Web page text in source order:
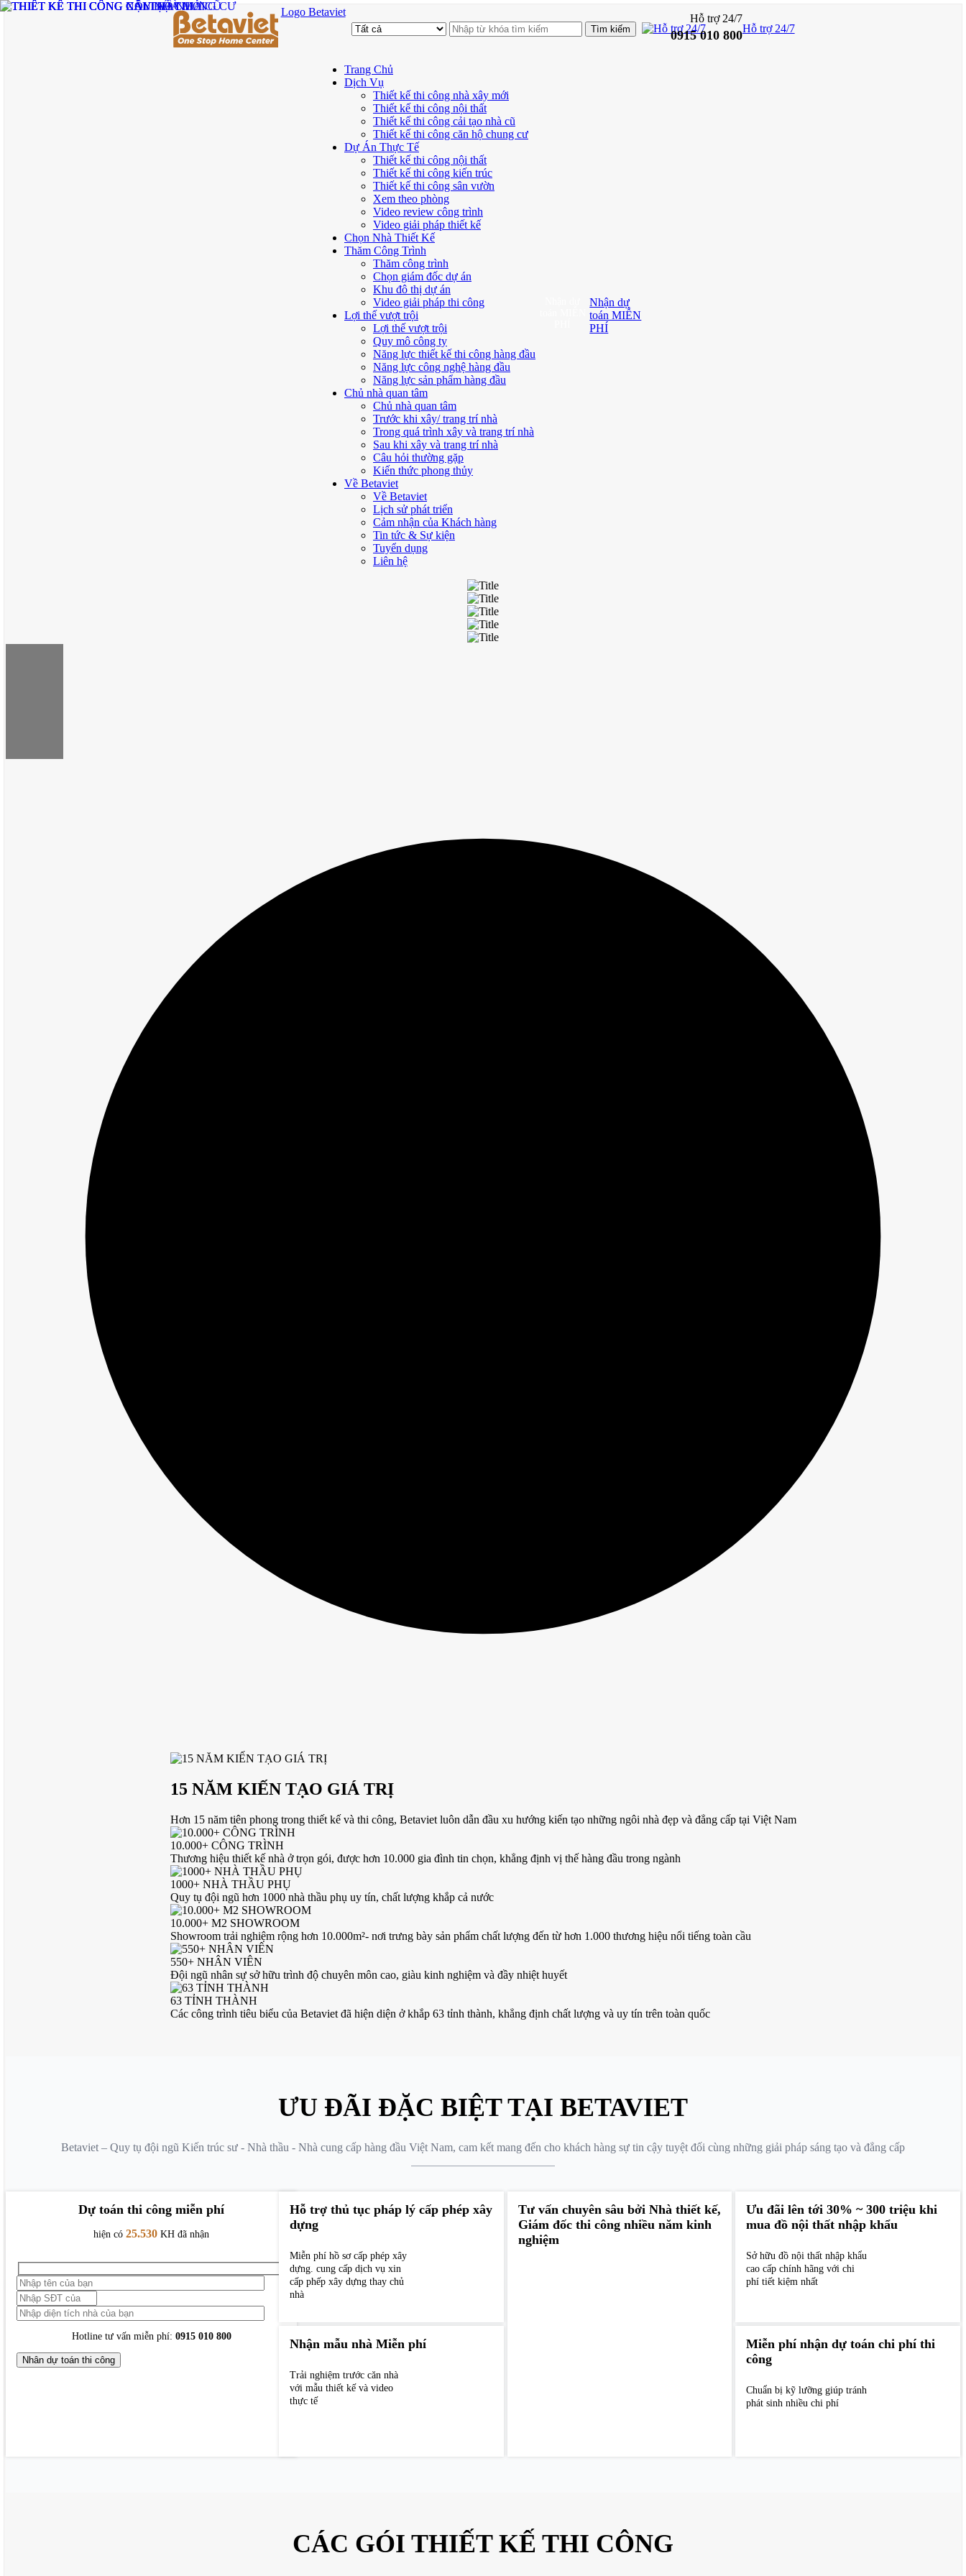
Logo Betaviet
Hỗ trợ 24/7
0915 010 800Hỗ trợ 24/7
Trang Chủ
Dịch Vụ
Thiết kế thi công nhà xây mới
Thiết kế thi công nội thất
Thiết kế thi công cải tạo nhà cũ
Thiết kế thi công căn hộ chung cư
Dự Án Thực Tế
Thiết kế thi công nội thất
Thiết kế thi công kiến trúc
Thiết kế thi công sân vườn
Xem theo phòng
Video review công trình
Video giải pháp thiết kế
Chọn Nhà Thiết Kế
Thăm Công Trình
Thăm công trình
Chọn giám đốc dự án
Khu đô thị dự án
Video giải pháp thi công
Lợi thế vượt trội
Lợi thế vượt trội
Quy mô công ty
Năng lực thiết kế thi công hàng đầu
Năng lực công nghệ hàng đầu
Năng lực sản phẩm hàng đầu
Chủ nhà quan tâm
Chủ nhà quan tâm
Trước khi xây/ trang trí nhà
Trong quá trình xây và trang trí nhà
Sau khi xây và trang trí nhà
Câu hỏi thường gặp
Kiến thức phong thủy
Về Betaviet
Về Betaviet
Lịch sử phát triển
Cảm nhận của Khách hàng
Tin tức & Sự kiện
Tuyển dụng
Liên hệ
Nhận dự
toán MIỄN
PHÍ
15 NĂM KIẾN TẠO GIÁ TRỊ
Hơn 15 năm tiên phong trong thiết kế và thi công, Betaviet luôn dẫn đầu xu hướng kiến tạo những ngôi nhà đẹp và đẳng cấp tại Việt Nam
10.000+ CÔNG TRÌNH
Thương hiệu thiết kế nhà ở trọn gói, được hơn 10.000 gia đình tin chọn, khẳng định vị thế hàng đầu trong ngành
1000+ NHÀ THẦU PHỤ
Quy tụ đội ngũ hơn 1000 nhà thầu phụ uy tín, chất lượng khắp cả nước
10.000+ M2 SHOWROOM
Showroom trải nghiệm rộng hơn 10.000m²- nơi trưng bày sản phẩm chất lượng đến từ hơn 1.000 thương hiệu nổi tiếng toàn cầu
550+ NHÂN VIÊN
Đội ngũ nhân sự sở hữu trình độ chuyên môn cao, giàu kinh nghiệm và đầy nhiệt huyết
63 TỈNH THÀNH
Các công trình tiêu biểu của Betaviet đã hiện diện ở khắp 63 tỉnh thành, khẳng định chất lượng và uy tín trên toàn quốc
ƯU ĐÃI ĐẶC BIỆT TẠI BETAVIET
Betaviet – Quy tụ đội ngũ Kiến trúc sư - Nhà thầu - Nhà cung cấp hàng đầu Việt Nam, cam kết mang đến cho khách hàng sự tin cậy tuyệt đối cùng những giải pháp sáng tạo và đẳng cấp
Dự toán thi công miễn phí
hiện có 25.530 KH đã nhận
Hotline tư vấn miễn phí: 0915 010 800
Hỗ trợ thủ tục pháp lý cấp phép xây
dựng
Miễn phí hồ sơ cấp phép xây
dựng. cung cấp dịch vụ xin
cấp phếp xây dựng thay chủ
nhà
Ưu đãi lên tới 30% ~ 300 triệu khi
mua đồ nội thất nhập khẩu
Sở hữu đồ nội thất nhập khẩu
cao cấp chính hãng với chi
phí tiết kiệm nhất
Tư vấn chuyên sâu bởi Nhà thiết kế,
Giám đốc thi công nhiều năm kinh
nghiệm
Nhận mẫu nhà Miễn phí
Trải nghiệm trước căn nhà
với mẫu thiết kế và video
thực tế
Miễn phí nhận dự toán chi phí thi
công
Chuẩn bị kỹ lưỡng giúp tránh
phát sinh nhiều chi phí
CÁC GÓI THIẾT KẾ THI CÔNG